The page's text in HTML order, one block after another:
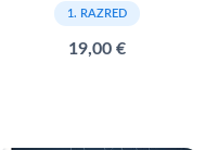
1. RAZRED
19,00 €